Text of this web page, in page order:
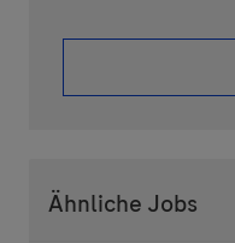
Ähnliche Jobs